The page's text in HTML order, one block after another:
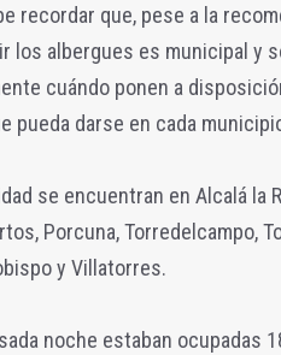
recordar que, pese a la
los albergues es municipal y
cuándo ponen a
pueda darse en cada
se encuentran en Alcalá la
Porcuna, Torredelcampo,
y Villatorres.
noche estaban ocupadas